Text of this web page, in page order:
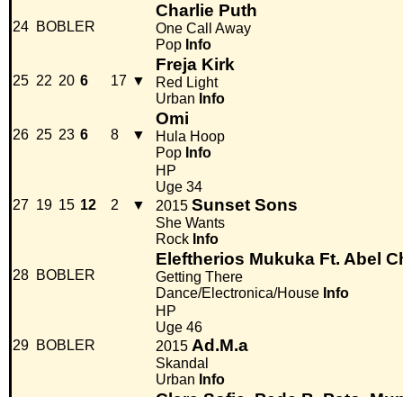
24 BOBLER
Charlie Puth
One Call Away
Pop Info
25 22 20 6 17 ▼
Freja Kirk
Red Light
Urban Info
26 25 23 6 8 ▼
Omi
Hula Hoop
Pop Info
27 19 15 12 2 ▼
HP
Uge 34
2015 Sunset Sons
She Wants
Rock Info
28 BOBLER
Eleftherios Mukuka Ft. Abel
Getting There
Dance/Electronica/House Info
29 BOBLER
HP
Uge 46
2015 Ad.M.a
Skandal
Urban Info